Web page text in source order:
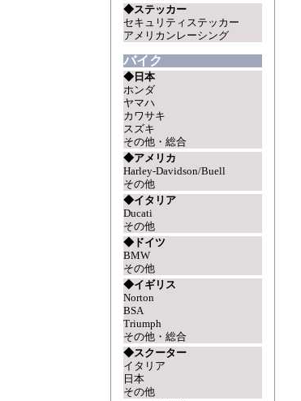
◆ステッカー
セキュリティステッカー
アメリカンレーシング
バイク
◆日本
ホンダ
ヤマハ
カワサキ
スズキ
その他・総合
◆アメリカ
Harley-Davidson/Buell
その他
◆イタリア
Ducati
その他
◆ドイツ
BMW
その他
◆イギリス
Norton
BSA
Triumph
その他・総合
◆スクーター
イタリア
日本
その他